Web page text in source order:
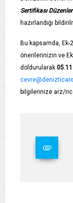
Sertifikası
hazırlandığı
Bu kapsamda,
önerilerinizin ve
doldurularak
bilgilerinize arz/